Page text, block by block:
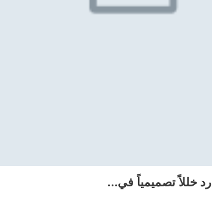
خللاً تصميمياً في…